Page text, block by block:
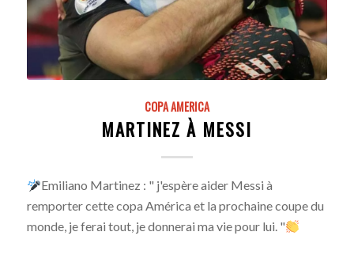
COPA AMERICA
MARTINEZ À MESSI
Emiliano Martinez : " j'espère aider Messi à
remporter cette copa América et la prochaine coupe du
monde, je ferai tout, je donnerai ma vie pour lui. "